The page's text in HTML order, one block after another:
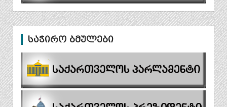
საჭირო ბმულები